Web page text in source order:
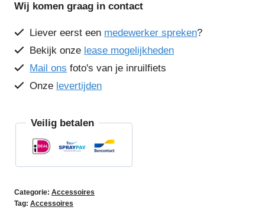
Wij komen graag in contact
Liever eerst een medewerker spreken?
Bekijk onze lease mogelijkheden
Mail ons foto's van je inruilfiets
Onze levertijden
Veilig betalen
Categorie: Accessoires
Tag: Accessoires